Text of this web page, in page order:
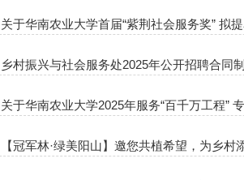
关于华南农业大学首届“紫荆社会服务奖” 拟
乡村振兴与社会服务处2025年公开招聘合同
关于华南农业大学2025年服务“百千万工程”
【冠军林·绿美阳山】邀您共植希望，为乡村